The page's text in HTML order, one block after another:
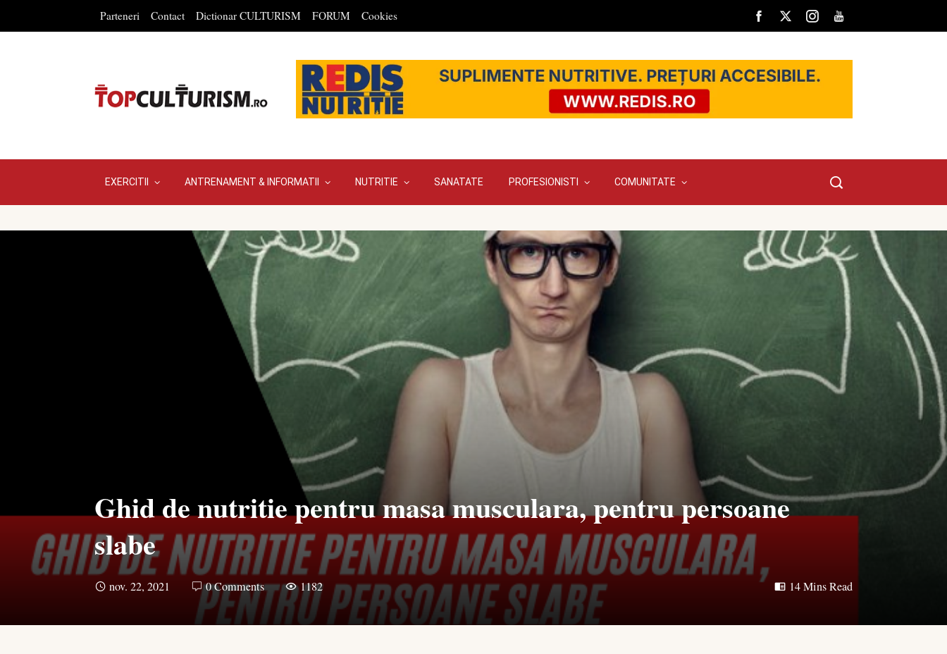
Parteneri Contact Dictionar CULTURISM FORUM Cookies
EXERCITII ANTRENAMENT & INFORMATII NUTRITIE SANATATE PROFESIONISTI COMUNITATE
Ghid de nutritie pentru masa musculara, pentru persoane
slabe
nov. 22, 2021 0 Comments 1182 14 Mins Read